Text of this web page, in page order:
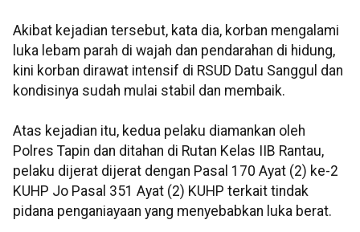
Akibat kejadian tersebut, kata dia, korban mengalami
luka lebam parah di wajah dan pendarahan di hidung,
kini korban dirawat intensif di RSUD Datu Sanggul dan
kondisinya sudah mulai stabil dan membaik.
Atas kejadian itu, kedua pelaku diamankan oleh
Polres Tapin dan ditahan di Rutan Kelas IIB Rantau,
pelaku dijerat dijerat dengan Pasal 170 Ayat (2) ke-2
KUHP Jo Pasal 351 Ayat (2) KUHP terkait tindak
pidana penganiayaan yang menyebabkan luka berat.